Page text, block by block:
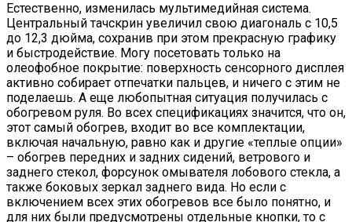
Естественно, изменилась мультимедийная система.
Центральный тачскрин увеличил свою диагональ с 10,5
до 12,3 дюйма, сохранив при этом прекрасную графику
и быстродействие. Могу посетовать только на
олеофобное покрытие: поверхность сенсорного дисплея
активно собирает отпечатки пальцев, и ничего с этим не
поделаешь. А еще любопытная ситуация получилась с
обогревом руля. Во всех спецификациях значится, что он,
этот самый обогрев, входит во все комплектации,
включая начальную, равно как и другие «теплые опции»
– обогрев передних и задних сидений, ветрового и
заднего стекол, форсунок омывателя лобового стекла, а
также боковых зеркал заднего вида. Но если с
включением всех этих обогревов все было понятно, и
для них были предусмотрены отдельные кнопки, то с